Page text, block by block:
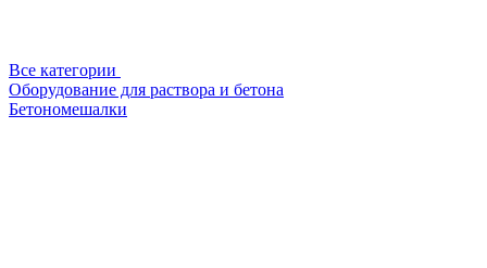
Все категории
Оборудование для раствора и бетона
Бетономешалки